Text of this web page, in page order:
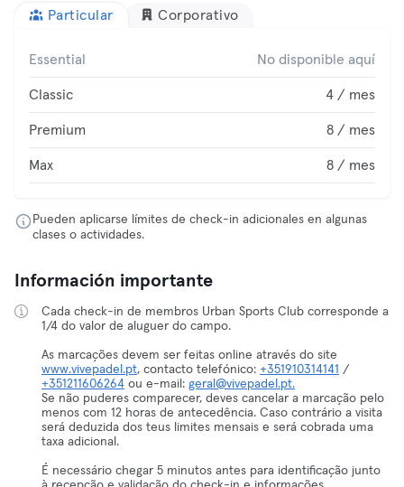
Particular Corporativo
Essential No disponible aquí
Classic 4 / mes
Premium 8 / mes
Max 8 / mes
Pueden aplicarse límites de check-in adicionales en algunas
clases o actividades.
Información importante
Cada check-in de membros Urban Sports Club corresponde a
1/4 do valor de aluguer do campo.
As marcações devem ser feitas online através do site
www.vivepadel.pt, contacto telefónico: +351910314141 /
+351211606264 ou e-mail: geral@vivepadel.pt.
Se não puderes comparecer, deves cancelar a marcação pelo
menos com 12 horas de antecedência. Caso contrário a visita
será deduzida dos teus limites mensais e será cobrada uma
taxa adicional.
É necessário chegar 5 minutos antes para identificação junto